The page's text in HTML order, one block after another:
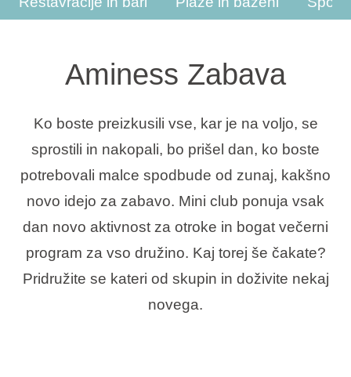
Blagovne znamke
BlogoviAminess Zabava
Ko boste preizkusili vse, kar je na voljo, se
sprostili in nakopali, bo prišel dan, ko boste
potrebovali malce spodbude od zunaj, kakšno
novo idejo za zabavo. Mini club ponuja vsak
dan novo aktivnost za otroke in bogat večerni
program za vso družino. Kaj torej še čakate?
Pridružite se kateri od skupin in doživite nekaj
novega.